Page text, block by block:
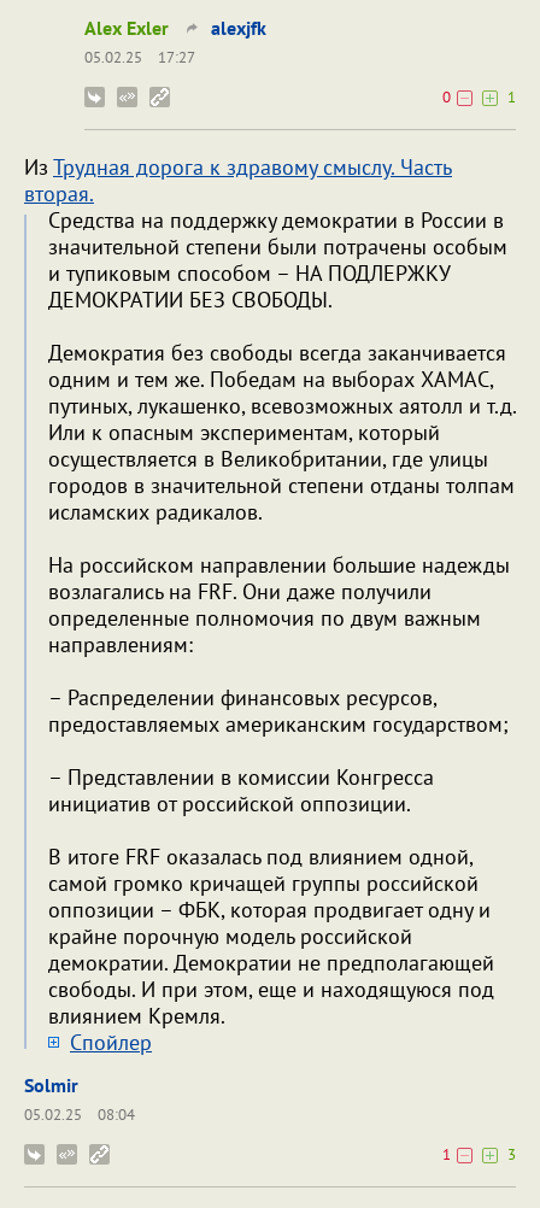
Alex Exler alexjfk
05.02.25
17:27
0
1
Из Трудная дорога к здравому смыслу. Часть
вторая.
Средства на поддержку демократии в России в
значительной степени были потрачены особым
и тупиковым способом – НА ПОДЛЕРЖКУ
ДЕМОКРАТИИ БЕЗ СВОБОДЫ.
Демократия без свободы всегда заканчивается
одним и тем же. Победам на выборах ХАМАС,
путиных, лукашенко, всевозможных аятолл и т.д.
Или к опасным экспериментам, который
осуществляется в Великобритании, где улицы
городов в значительной степени отданы толпам
исламских радикалов.
На российском направлении большие надежды
возлагались на FRF. Они даже получили
определенные полномочия по двум важным
направлениям:
– Распределении финансовых ресурсов,
предоставляемых американским государством;
– Представлении в комиссии Конгресса
инициатив от российской оппозиции.
В итоге FRF оказалась под влиянием одной,
самой громко кричащей группы российской
оппозиции – ФБК, которая продвигает одну и
крайне порочную модель российской
демократии. Демократии не предполагающей
свободы. И при этом, еще и находящуюся под
влиянием Кремля.
Cпойлер
Solmir
05.02.25
08:04
1
3